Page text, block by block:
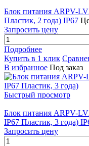
Блок питания ARPV-
Пластик, 2 года) IP67
Запросить цену
Подробнее
Купить в 1 клик
В избранное Под заказ
Быстрый просмотр
Блок питания ARPV-
IP67 Пластик, 3 года)
Запросить цену